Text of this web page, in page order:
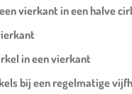
vierkant in een halve
in een vierkant
bij een regelmatige